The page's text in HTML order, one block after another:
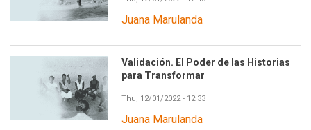
Juana Marulanda
Validación. El Poder de las Historias
para Transformar
Thu, 12/01/2022 - 12:33
Juana Marulanda